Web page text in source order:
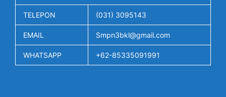
TELEPON (031) 3095143
EMAIL Smpn3bkl@gmail.com
WHATSAPP +62-85335091991